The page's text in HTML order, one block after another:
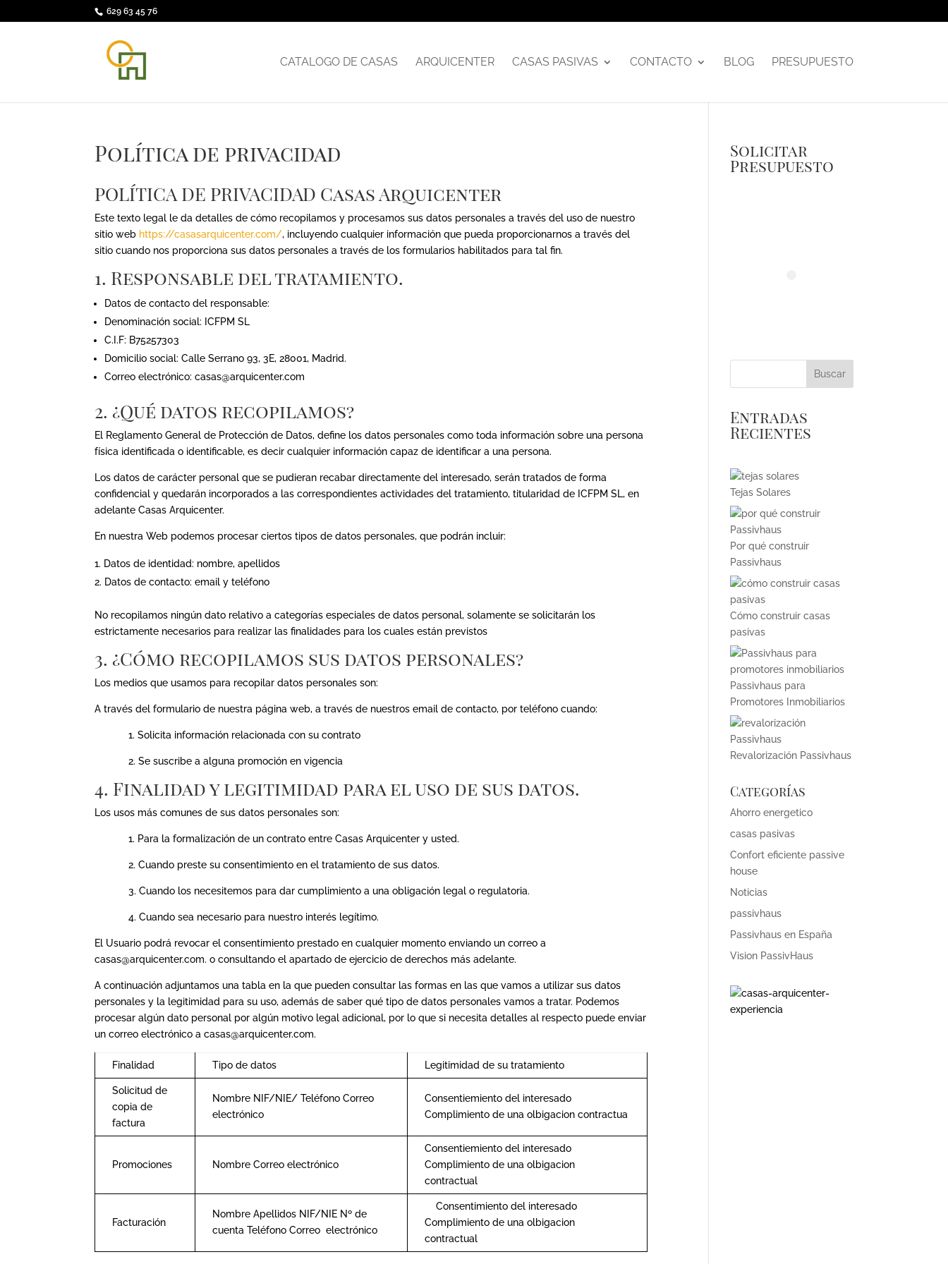
629 63 45 76
CATALOGO DE CASAS ARQUICENTER CASAS PASIVAS CONTACTO BLOG PRESUPUESTO
Política de privacidad
POLÍTICA DE PRIVACIDAD Casas Arquicenter
Este texto legal le da detalles de cómo recopilamos y procesamos sus datos personales a través del uso de nuestro
sitio web https://casasarquicenter.com/, incluyendo cualquier información que pueda proporcionarnos a través del
sitio cuando nos proporciona sus datos personales a través de los formularios habilitados para tal fin.
1. Responsable del tratamiento.
Datos de contacto del responsable:
Denominación social: ICFPM SL
C.I.F: B75257303
Domicilio social: Calle Serrano 93, 3E, 28001, Madrid.
Correo electrónico: casas@arquicenter.com
2. ¿Qué datos recopilamos?
El Reglamento General de Protección de Datos, define los datos personales como toda información sobre una persona
física identificada o identificable, es decir cualquier información capaz de identificar a una persona.
Los datos de carácter personal que se pudieran recabar directamente del interesado, serán tratados de forma
confidencial y quedarán incorporados a las correspondientes actividades del tratamiento, titularidad de ICFPM SL, en
adelante Casas Arquicenter.
En nuestra Web podemos procesar ciertos tipos de datos personales, que podrán incluir:
Datos de identidad: nombre, apellidos
Datos de contacto: email y teléfono
No recopilamos ningún dato relativo a categorías especiales de datos personal, solamente se solicitarán los
estrictamente necesarios para realizar las finalidades para los cuales están previstos
3. ¿Cómo recopilamos sus datos personales?
Los medios que usamos para recopilar datos personales son:
A través del formulario de nuestra página web, a través de nuestros email de contacto, por teléfono cuando:
1. Solicita información relacionada con su contrato
2. Se suscribe a alguna promoción en vigencia
4. Finalidad y legitimidad para el uso de sus datos.
Los usos más comunes de sus datos personales son:
1. Para la formalización de un contrato entre Casas Arquicenter y usted.
2. Cuando preste su consentimiento en el tratamiento de sus datos.
3. Cuando los necesitemos para dar cumplimiento a una obligación legal o regulatoria.
4. Cuando sea necesario para nuestro interés legítimo.
El Usuario podrá revocar el consentimiento prestado en cualquier momento enviando un correo a
casas@arquicenter.com. o consultando el apartado de ejercicio de derechos más adelante.
A continuación adjuntamos una tabla en la que pueden consultar las formas en las que vamos a utilizar sus datos
personales y la legitimidad para su uso, además de saber qué tipo de datos personales vamos a tratar. Podemos
procesar algún dato personal por algún motivo legal adicional, por lo que si necesita detalles al respecto puede enviar
un correo electrónico a casas@arquicenter.com.
Finalidad Tipo de datos Legitimidad de su tratamiento
Solicitud de
copia de
factura
Nombre NIF/NIE/ Teléfono Correo
electrónico
Consentiemiento del interesado
Complimiento de una olbigacion contractua
Promociones Nombre Correo electrónico
Consentiemiento del interesado
Complimiento de una olbigacion
contractual
Facturación
Nombre Apellidos NIF/NIE Nº de
cuenta Teléfono Correo electrónico
Consentimiento del interesado
Complimiento de una olbigacion
contractual
Solicitar
Presupuesto
Entradas
Recientes
Tejas Solares
Por qué construir
Passivhaus
Cómo construir casas
pasivas
Passivhaus para
Promotores Inmobiliarios
Revalorización Passivhaus
Categorías
Ahorro energetico
casas pasivas
Confort eficiente passive
house
Noticias
passivhaus
Passivhaus en España
Vision PassivHaus